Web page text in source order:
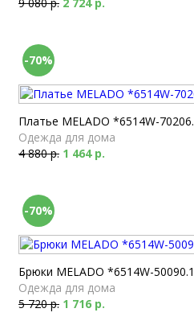
-70%
Платье MELADO *6514W-
Одежда для дома
4 880 р. 1 464 р.
-70%
Брюки MELADO *6514W-
Одежда для дома
5 720 р. 1 716 р.